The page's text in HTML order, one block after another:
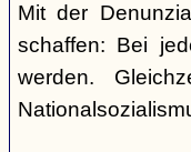
Mit der
schaffen: Bei
werden.